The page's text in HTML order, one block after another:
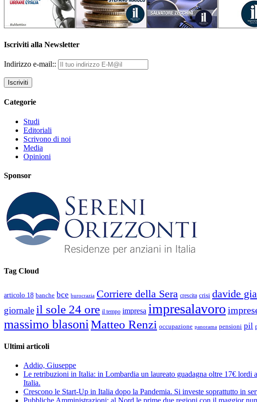
Iscriviti alla Newsletter
Indirizzo e-mail::
Categorie
Studi
Editoriali
Scrivono di noi
Media
Opinioni
Sponsor
Tag Cloud
articolo 18 banche bce burocrazia Corriere della Sera crescita crisi davide
giornale il sole 24 ore il tempo impresa impresalavoro
massimo blasoni Matteo Renzi occupazione panorama pensioni pil
Ultimi articoli
Addio, Giuseppe
Le retribuzioni in Italia: in Lombardia un laureato guadagna oltre 17€ lordi
Italia.
Crescono le Start-Up in Italia dopo la Pandemia. Si investe soprattutto in